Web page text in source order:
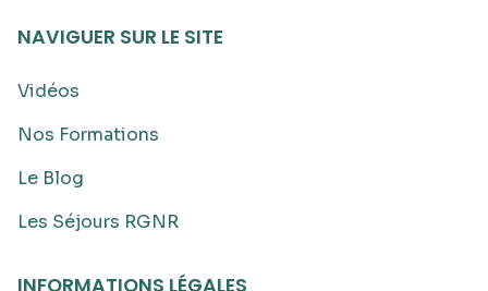
NAVIGUER SUR LE SITE
Vidéos
Nos Formations
Le Blog
Les Séjours RGNR